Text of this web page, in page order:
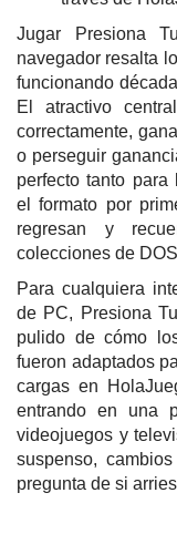
Jugar Presiona
navegador resalta
funcionando
El atractivo
correctamente,
o perseguir
perfecto tanto
el formato por
regresan y
colecciones de
Para cualquiera
de PC, Presiona
pulido de cómo
fueron adaptados
cargas en
entrando en una
videojuegos y
suspenso,
pregunta de si